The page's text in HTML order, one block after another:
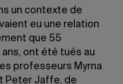
un contexte de
eu une relation
que 55
ont été tués au
professeurs Myrna
Peter Jaffe, de